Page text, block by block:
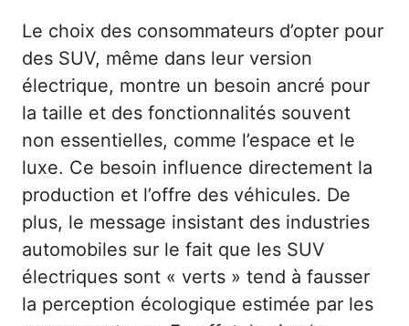
Le choix des consommateurs d’opter pour
des SUV, même dans leur version
électrique, montre un besoin ancré pour
la taille et des fonctionnalités souvent
non essentielles, comme l’espace et le
luxe. Ce besoin influence directement la
production et l’offre des véhicules. De
plus, le message insistant des industries
automobiles sur le fait que les SUV
électriques sont « verts » tend à fausser
la perception écologique estimée par les